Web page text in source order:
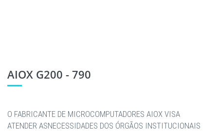
AIOX G200 - 790
O FABRICANTE DE MICROCOMPUTADORES AIOX VISA
ATENDER ASNECESSIDADES DOS ÓRGÃOS INSTITUCIONAIS